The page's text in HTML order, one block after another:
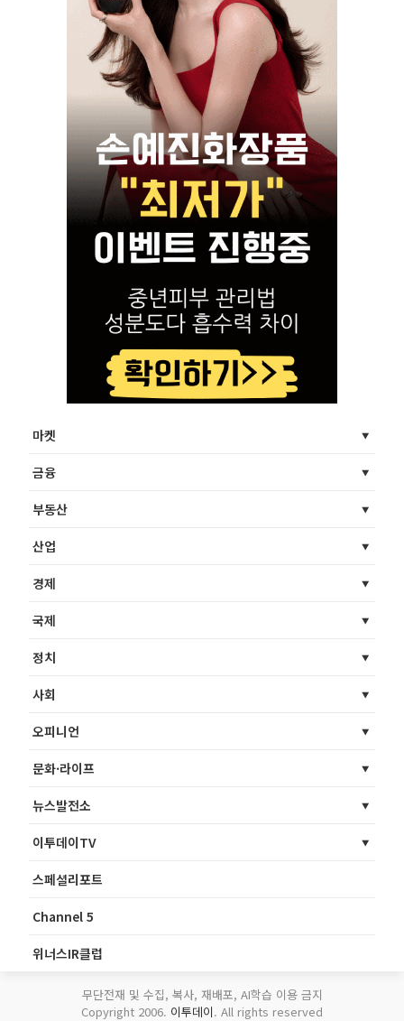
마켓
금융
부동산
산업
경제
국제
정치
사회
오피니언
문화·라이프
뉴스발전소
이투데이TV
스페셜리포트
Channel 5
위너스IR클럽
무단전재 및 수집, 복사, 재배포, AI학습 이용 금지
Copyright 2006. 이투데이. All rights reserved